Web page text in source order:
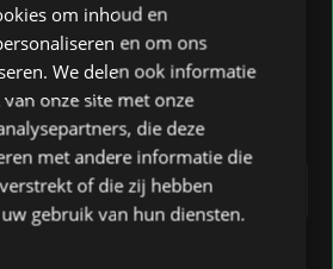
een nieuw programma
met gelijkgestemden
voor elk niveau
onze lounge
omgeving
pakket
4 weken
om inhoud en
en om ons
We delen ook informatie
onze site met onze
die deze
met andere informatie die
of die zij hebben
gebruik van hun diensten.